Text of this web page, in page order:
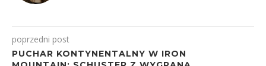
poprzedni post
PUCHAR KONTYNENTALNY W IRON